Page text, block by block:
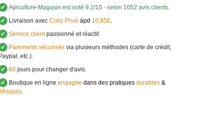
✔ Apiculture-Magasin est noté 9.2/10 - selon 1052 avis clients.
✔ Livraison avecColis Privé àpd 10,85€.
✔ Service clientpassionné et réactif.
✔ Paiements sécurisésvia plusieurs méthodes (carte de crédit,
Paypal, etc.).
✔ 60jours pour changer d'avis.
✔ Boutique en ligne engagée dans des pratiques durables&
.